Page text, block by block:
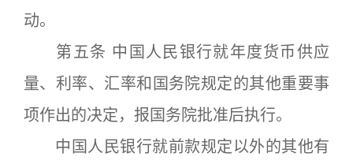
动。
第五条 中国人民银行就年度货币供应
量、利率、汇率和国务院规定的其他重要事
项作出的决定，报国务院批准后执行。
中国人民银行就前款规定以外的其他有